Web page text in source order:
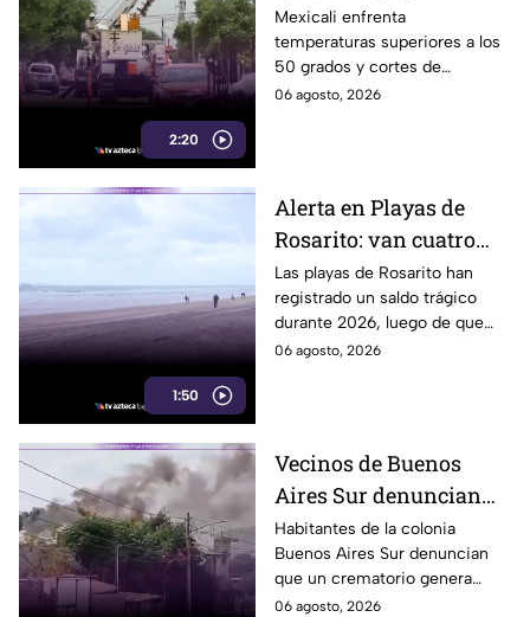
2:20
Mexicali; cachanillas
enfrentan riesgos por
falta de electricidad
Mexicali enfrenta
temperaturas superiores a los
50 grados y cortes de
electricidad que generan
06 agosto, 2026
1:50
Alerta en Playas de
Rosarito: van cuatro
ahogados en playas en
lo que va del año
Las playas de Rosarito han
registrado un saldo trágico
durante 2026, luego de que
cuatro personas perdieran la
06 agosto, 2026
Vecinos de Buenos
Aires Sur denuncian
humo y fuertes olores
de crematorio que
entran a sus casas
Habitantes de la colonia
Buenos Aires Sur denuncian
que un crematorio genera
humo y fuertes olores que
06 agosto, 2026